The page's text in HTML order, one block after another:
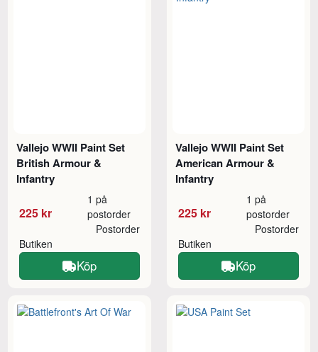
Vallejo WWII Paint Set
British Armour &
Infantry
225 kr
1 på
postorder
Butiken
Postorder
Köp
Vallejo WWII Paint Set
American Armour &
Infantry
225 kr
1 på
postorder
Butiken
Postorder
Köp